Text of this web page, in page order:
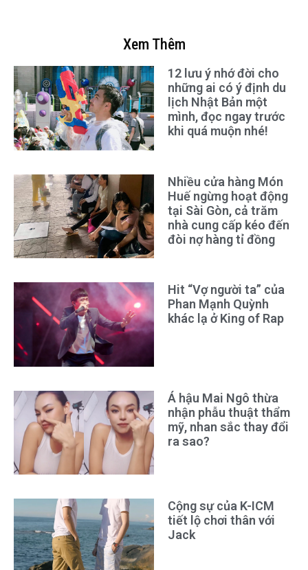
Xem Thêm
12 lưu ý nhớ đời cho
những ai có ý định du
lịch Nhật Bản một
mình, đọc ngay trước
khi quá muộn nhé!
Nhiều cửa hàng Món
Huế ngừng hoạt động
tại Sài Gòn, cả trăm
nhà cung cấp kéo đến
đòi nợ hàng tỉ đồng
Hit “Vợ người ta” của
Phan Mạnh Quỳnh
khác lạ ở King of Rap
Á hậu Mai Ngô thừa
nhận phẫu thuật thẩm
mỹ, nhan sắc thay đổi
ra sao?
Cộng sự của K-ICM
tiết lộ chơi thân với
Jack